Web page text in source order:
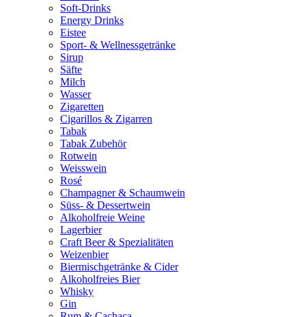
Soft-Drinks
Energy Drinks
Eistee
Sport- & Wellnessgetränke
Sirup
Säfte
Milch
Wasser
Zigaretten
Cigarillos & Zigarren
Tabak
Tabak Zubehör
Rotwein
Weisswein
Rosé
Champagner & Schaumwein
Süss- & Dessertwein
Alkoholfreie Weine
Lagerbier
Craft Beer & Spezialitäten
Weizenbier
Biermischgetränke & Cider
Alkoholfreies Bier
Whisky
Gin